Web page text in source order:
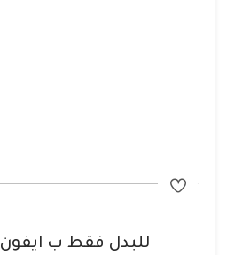
للبدل فقط ب ايفون 13 او 14 برو ماكس